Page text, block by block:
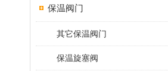
保温阀门
其它保温阀门
保温旋塞阀